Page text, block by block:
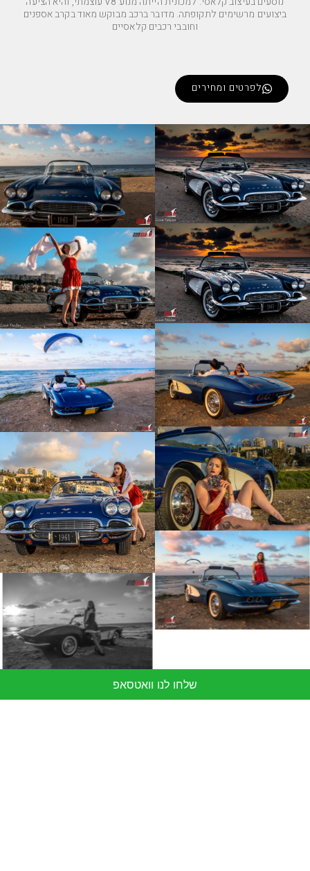
ביצועים מרשימים לתקופתה. מדובר ברכב מבוקש מאוד בקרב אספנים
וחובבי רכבים קלאסיים
לפרטים ומחירים
שלחו לנו וואטסאפ